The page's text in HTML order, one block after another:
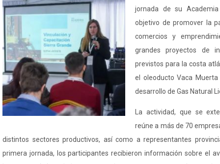
jornada de su
objetivo de promover la
comercios y
grandes proyectos de
previstos para la costa
el oleoducto Vaca
desarrollo de Gas Natural
La actividad, que se
reúne a más de 70
distintos sectores productivos, así como a representantes
primera jornada, los participantes recibieron información sobre el